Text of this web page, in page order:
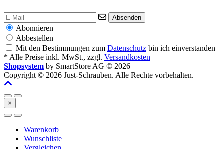
Absenden
Abonnieren
Abbestellen
Mit den Bestimmungen zum Datenschutz bin ich einverstanden
* Alle Preise inkl. MwSt., zzgl. Versandkosten
Shopsystem by SmartStore AG © 2026
Copyright © 2026 Just-Schrauben. Alle Rechte vorbehalten.
×
Warenkorb
Wunschliste
Vergleichen